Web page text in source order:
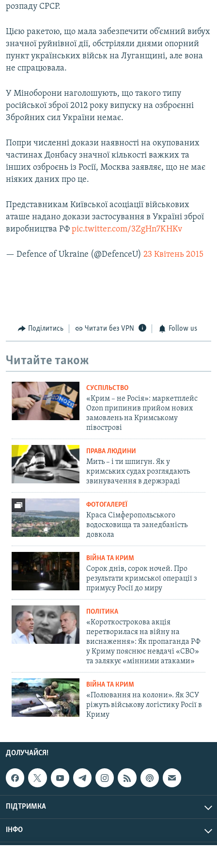
розпаду СРСР.
Цією ракетою, що мала забезпечити об’ємний вибух
значної руйнівної дії, обстріляли днями опорний
пункт українських військ на Луганщині, але вона
не спрацювала.
У Міноборони наголошують, що такого типу
російської зброї 2012 року випуску на озброєнні
Збройних сил України немає.
Попри численні докази наявності на окупованих
частинах Донбасу значної кількості важких та
інших озброєнь із Росії, Москва заявляє, що не має
ніяких даних про це.
Представникам Київської асоціації військових
аташе надано докази застосування в Україні зброї
виробництва РФ pic.twitter.com/3ZgHn7KHKv
— Defence of Ukraine (@DefenceU) 23 Квітень 2015
Поділитись Читати без VPN Follow us
Читайте також
СУСПІЛЬСТВО
«Крим – не Росія»: маркетплейс
Ozon припинив прийом нових
замовлень на Кримському
півострові
ПРАВА ЛЮДИНИ
Мить – і ти шпигун. Як у
кримських судах розглядають
звинувачення в держзраді
ФОТОГАЛЕРЕЇ
Краса Сімферопольського
водосховища та занедбаність
довкола
ВІЙНА ТА КРИМ
Сорок днів, сорок ночей. Про
результати кримської операції з
примусу Росії до миру
ПОЛІТИКА
«Короткострокова акція
перетворилася на війну на
виснаження»: Як пропаганда РФ
у Криму пояснює невдачі «СВО»
та залякує «мінними атаками»
ВІЙНА ТА КРИМ
«Полювання на колони». Як ЗСУ
ріжуть військову логістику Росії в
Криму
ДОЛУЧАЙСЯ!
ПІДТРИМКА
ІНФО